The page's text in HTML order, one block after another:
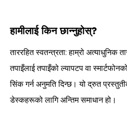
हामीलाई किन छान्नुहोस्?
ताररहित स्वतन्त्रता: हाम्रो अत्याधुनिक
तपाइँलाई तपाइँको ल्यापटप वा
सिंक गर्न अनुमति दिन्छ। यो द्रुत
डेस्कहरूको लागि अन्तिम समाधान हो।